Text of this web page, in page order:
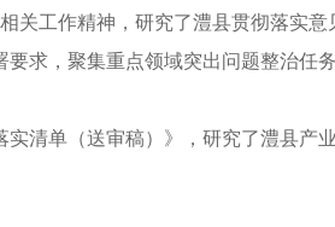
关工作精神，研究了澧县贯彻落实
求，聚集重点领域突出问题整治任
清单（送审稿）》，研究了澧县产